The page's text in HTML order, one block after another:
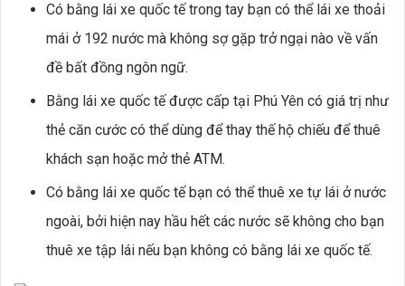
Có bằng lái xe quốc tế trong tay bạn có thể lái xe thoải
mái ở 192 nước mà không sợ gặp trở ngại nào về vấn
đề bất đồng ngôn ngữ.
Bằng lái xe quốc tế được cấp tại Phú Yên có giá trị như
thẻ căn cước có thể dùng để thay thế hộ chiếu để thuê
khách sạn hoặc mở thẻ ATM.
Có bằng lái xe quốc tế bạn có thể thuê xe tự lái ở nước
ngoài, bởi hiện nay hầu hết các nước sẽ không cho bạn
thuê xe tập lái nếu bạn không có bằng lái xe quốc tế.